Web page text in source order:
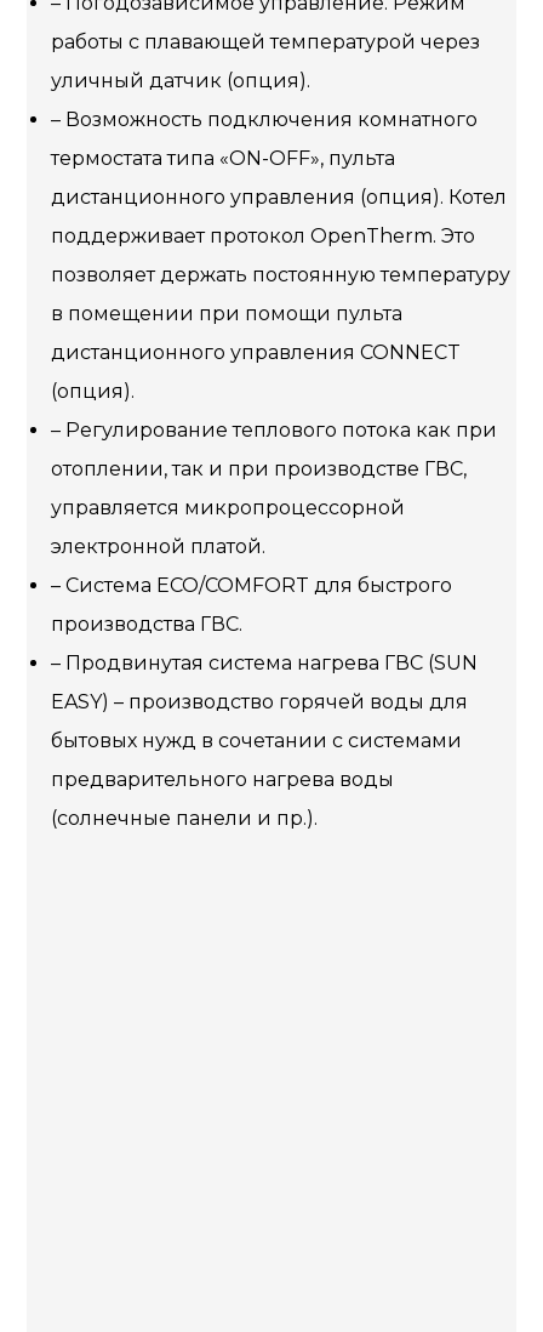
работы с плавающей температурой через
уличный датчик (опция).
– Возможность подключения комнатного
термостата типа «ON-OFF», пульта
дистанционного управления (опция). Котел
поддерживает протокол OpenTherm. Это
позволяет держать постоянную температуру
в помещении при помощи пульта
дистанционного управления CONNECT
(опция).
– Регулирование теплового потока как при
отоплении, так и при производстве ГВС,
управляется микропроцессорной
электронной платой.
– Система ECO/COMFORT для быстрого
производства ГВС.
– Продвинутая система нагрева ГВС (SUN
EASY) – производство горячей воды для
бытовых нужд в сочетании с системами
предварительного нагрева воды
(солнечные панели и пр.).